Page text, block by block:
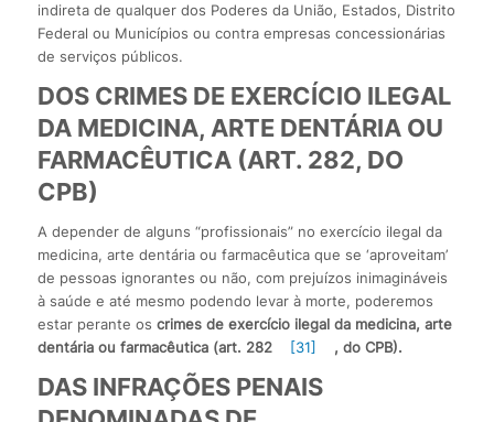
indireta de qualquer dos Poderes da União, Estados, Distrito
Federal ou Municípios ou contra empresas concessionárias
de serviços públicos.
DOS CRIMES DE EXERCÍCIO ILEGAL
DA MEDICINA, ARTE DENTÁRIA OU
FARMACÊUTICA (ART. 282, DO
CPB)
A depender de alguns “profissionais” no exercício ilegal da
medicina, arte dentária ou farmacêutica que se ‘aproveitam’
de pessoas ignorantes ou não, com prejuízos inimagináveis
à saúde e até mesmo podendo levar à morte, poderemos
estar perante os crimes de exercício ilegal da medicina, arte
dentária ou farmacêutica (art. 282
[31] , do CPB).
DAS INFRAÇÕES PENAIS